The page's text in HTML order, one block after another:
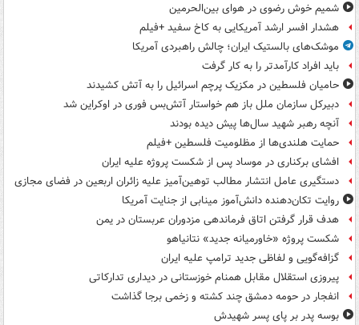
شمیم خوش رضوی در هوای بین‌الحرمین
هشدار افسر ارشد آمریکایی به کاخ سفید +فیلم
موشک‌های بالستیک ایران؛ چالش راهبردی آمریکا
باید افراد کارآمدتر را به کار گرفت
حامیان فلسطین در مکزیک پرچم اسرائیل را به آتش کشیدند
دبیرکل سازمان ملل باز هم خواستار آتش‌بس فوری در اوکراین شد
آنچه رهبر شهید سال‌ها پیش دیده بودند
حمایت هلندی‌ها از مظلومیت فلسطین +فیلم
افشای برکناری در موساد پس از شکست پروژه علیه ایران
دستگیری عامل انتشار مطالب توهین‌آمیز علیه زائران اربعین در فضای مجازی
روایت تکان‌دهنده دانش‌آموز مینابی از جنایت آمریکا
هدف قرار گرفتن اتاق‌ فرماندهی مزدوران عربستان در یمن
شکست پروژه «خاورمیانه جدید» نتانیاهو
گزافه‌گویی و لفاظی جدید ترامپ علیه ایران
پیروزی استقلال مقابل همنام خوزستانی در دیداری تدارکاتی
انفجار در حومه دمشق چند کشته و زخمی برجا گذاشت
بوسه‌ پدر بر پای پسر شهیدش